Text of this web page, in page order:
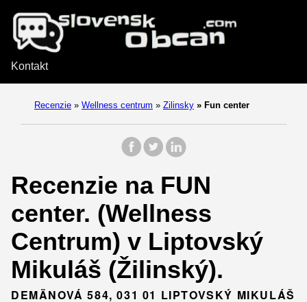
Kontakt
Recenzie » Wellness centrum » Zilinsky » Fun center
Recenzie na FUN
center. (Wellness
Centrum) v Liptovský
Mikuláš (Žilinský).
DEMÄNOVÁ 584, 031 01 LIPTOVSKÝ MIKULÁŠ